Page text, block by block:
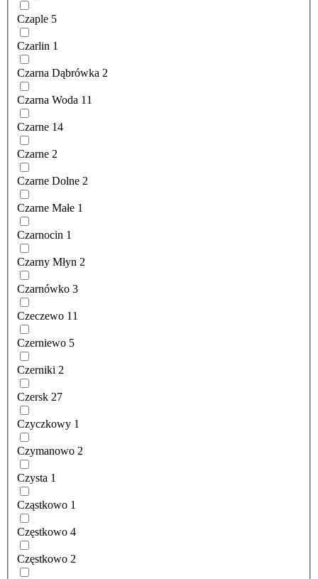
Czaple 5
Czarlin 1
Czarna Dąbrówka 2
Czarna Woda 11
Czarne 14
Czarne 2
Czarne Dolne 2
Czarne Małe 1
Czarnocin 1
Czarny Młyn 2
Czarnówko 3
Czeczewo 11
Czerniewo 5
Czerniki 2
Czersk 27
Czyczkowy 1
Czymanowo 2
Czysta 1
Cząstkowo 1
Częstkowo 4
Częstkowo 2